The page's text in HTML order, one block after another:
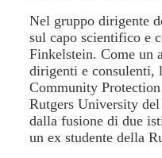
Nel gruppo dirigente
sul capo scientifico e
Finkelstein. Come un
dirigenti e
Community
Rutgers University
dalla fusione di due
un ex studente della